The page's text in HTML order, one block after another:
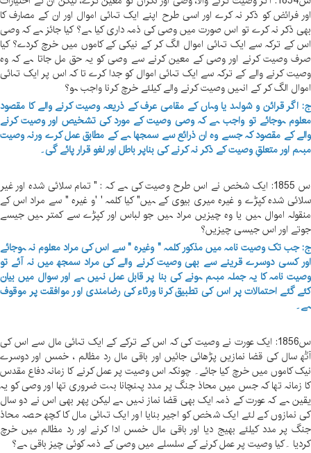
اور فرائض کو ذکر نہ کرے اور اسی طرح اپنے ایک تہائی اموال اور ان کے مصارف کا
بھی ذکر نہ کرے تو اس صورت میں وصی کی ذمہ داری کیا ہے؟ کیا جائز ہے کہ وصی
اس کے ترکہ سے ایک تہائی اموال الگ کر کے نیکی کے کاموں میں خرچ کردے؟ کیا
صرف وصیت کرنے اور وصی کے معین کرنے سے وصی کو یہ حق مل جاتا ہے کہ وہ
وصیت کرنے والے کے ترکہ سے ایک تہائی اموال کو جدا کرے تا کہ اس پر ایک تہائی
اموال الگ کر کے انہیں وصیت کرنے والے کیلئے خرچ کرنا واجب ہو؟
ج: اگر قرائن و شواہد یا وہاں کے مقامی عرف کے ذریعہ وصیت کرنے والے کا مقصود
معلوم ہوجائے تو واجب ہے کہ وصی وصیت کے مورد کی تشخیص اور وصیت کرنے
والے کے مقصود کہ جسے وہ ان ذرائع سے سمجھا ہے کے مطابق عمل کرے ورنہ وصیت
مبہم اور متعلقِ وصیت کے ذکر نہ کرنے کی بناپر باطل اور لغو قرار پائے گی۔
س 1855: ایک شخص نے اس طرح وصیت کی ہے کہ : " تمام سلائی شدہ اور غیر
سلائی شدہ کپڑے و غیرہ میری بیوی کے ہیں" کیا کلمہ ' 'و غیرہ " سے مراد اس کے
منقولہ اموال ہیں یا وہ چیزیں مراد ہیں جو لباس اور کپڑے سے کمتر ہیں جیسے
جوتے اور اس جیسی چیزیں؟
ج: جب تک وصیت نامہ میں مذکور کلمہ " وغیرہ " سے اس کی مراد معلوم نہ ہوجائے
اور کسی دوسرے قرینے سے بھی وصیت کرنے والے کی مراد سمجھ میں نہ آئے تو
وصیت نامہ کا یہ جملہ مبہم ہونے کی بنا پر قابل عمل نہیں ہے اور سوال میں بیان
کئے گئے احتمالات پر اس کی تطبیق کرنا ورثاء کی رضامندی اور موافقت پر موقوف
ہے۔
س1856: ایک عورت نے وصیت کی کہ اس کے ترکے کے ایک تہائی مال سے اس کی
آٹھ سال کی قضا نمازیں پڑھائی جائیں اور باقی مال رد مظالم ، خمس اور دوسرے
نیک کاموں میں خرچ کیا جائے۔ چونکہ اس وصیت پر عمل کرنے کا زمانہ دفاع مقدس
کا زمانہ تھا کہ جس میں محاذ جنگ پر مدد پہنچانا بہت ضروری تھا اور وصی کو یہ
یقین ہے کہ عورت کے ذمہ ایک بھی قضا نماز نہیں ہے لیکن پھر بھی اس نے دو سال
کی نمازوں کے لئے ایک شخص کو اجیر بنایا اور ایک تہائی مال کا کچھ حصہ محاذ
جنگ پر مدد کیلئے بھیج دیا اور باقی مال خمس ادا کرنے اور رد مظالم میں خرچ
کردیا ۔کیا وصیت پر عمل کرنے کے سلسلے میں وصی کے ذمہ کوئی چیز باقی ہے؟